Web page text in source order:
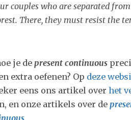
couples who are separated
There, they must resist the
je de present continuous
extra oefenen? Op deze
eens ons artikel over het
en onze artikels over de